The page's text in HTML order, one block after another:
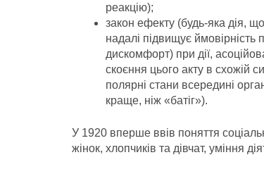
реакцію);
закон ефекту (будь-яка дія,
надалі підвищує ймовірність
дискомфорт) при дії,
скоєння цього акту в схожій
полярні стани всередині
краще, ніж «батіг»).
У 1920 вперше ввів поняття
жінок, хлопчиків та дівчат, уміння